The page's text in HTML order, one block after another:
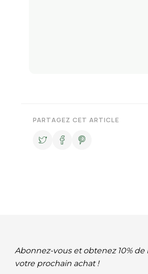
PARTAGEZ CET ARTICLE
Abonnez-vous et obtenez 10%
votre prochain achat !